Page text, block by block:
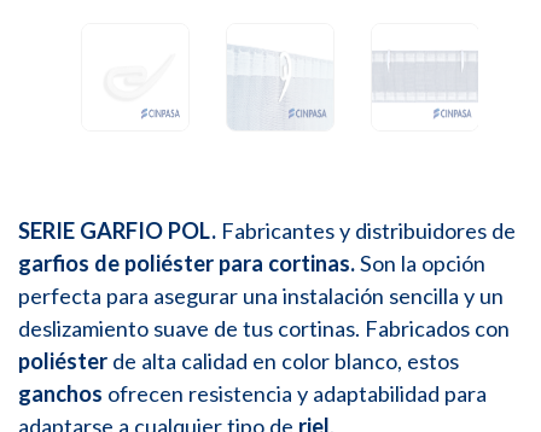
SERIE GARFIO POL. Fabricantes y distribuidores de
garfios de poliéster para cortinas.Son la opción
perfecta para asegurar una instalación sencilla y un
deslizamiento suave de tus cortinas. Fabricados con
poliéster de alta calidad en color blanco, estos
ganchos ofrecen resistencia y adaptabilidad para
adaptarse a cualquier tipo de riel.